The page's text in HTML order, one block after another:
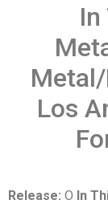
Los
Release: O In